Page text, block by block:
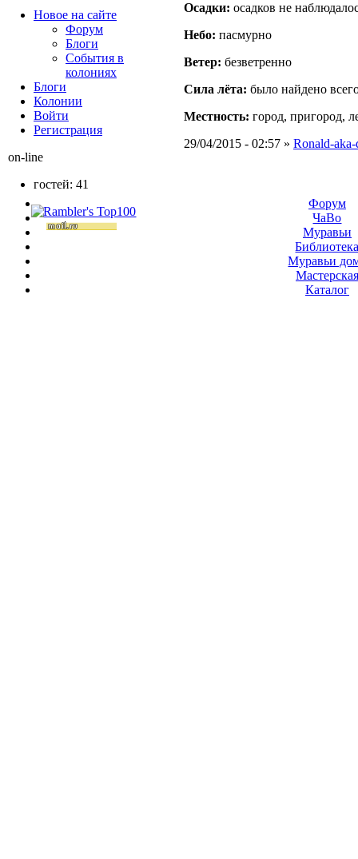
Осадки: осадков не
Небо: пасмурно
Ветер: безветренно
Сила лёта: было найдено
Местность: город, пригород,
29/04/2015 - 02:57 » Ronald-aka-
Новое на сайте
Форум
Блоги
События в
колониях
Блоги
Колонии
Войти
Peгиcтpaция
on-line
гостей: 41
Форум
ЧаВо
Муравьи
Муравьи
Мастерская
Каталог